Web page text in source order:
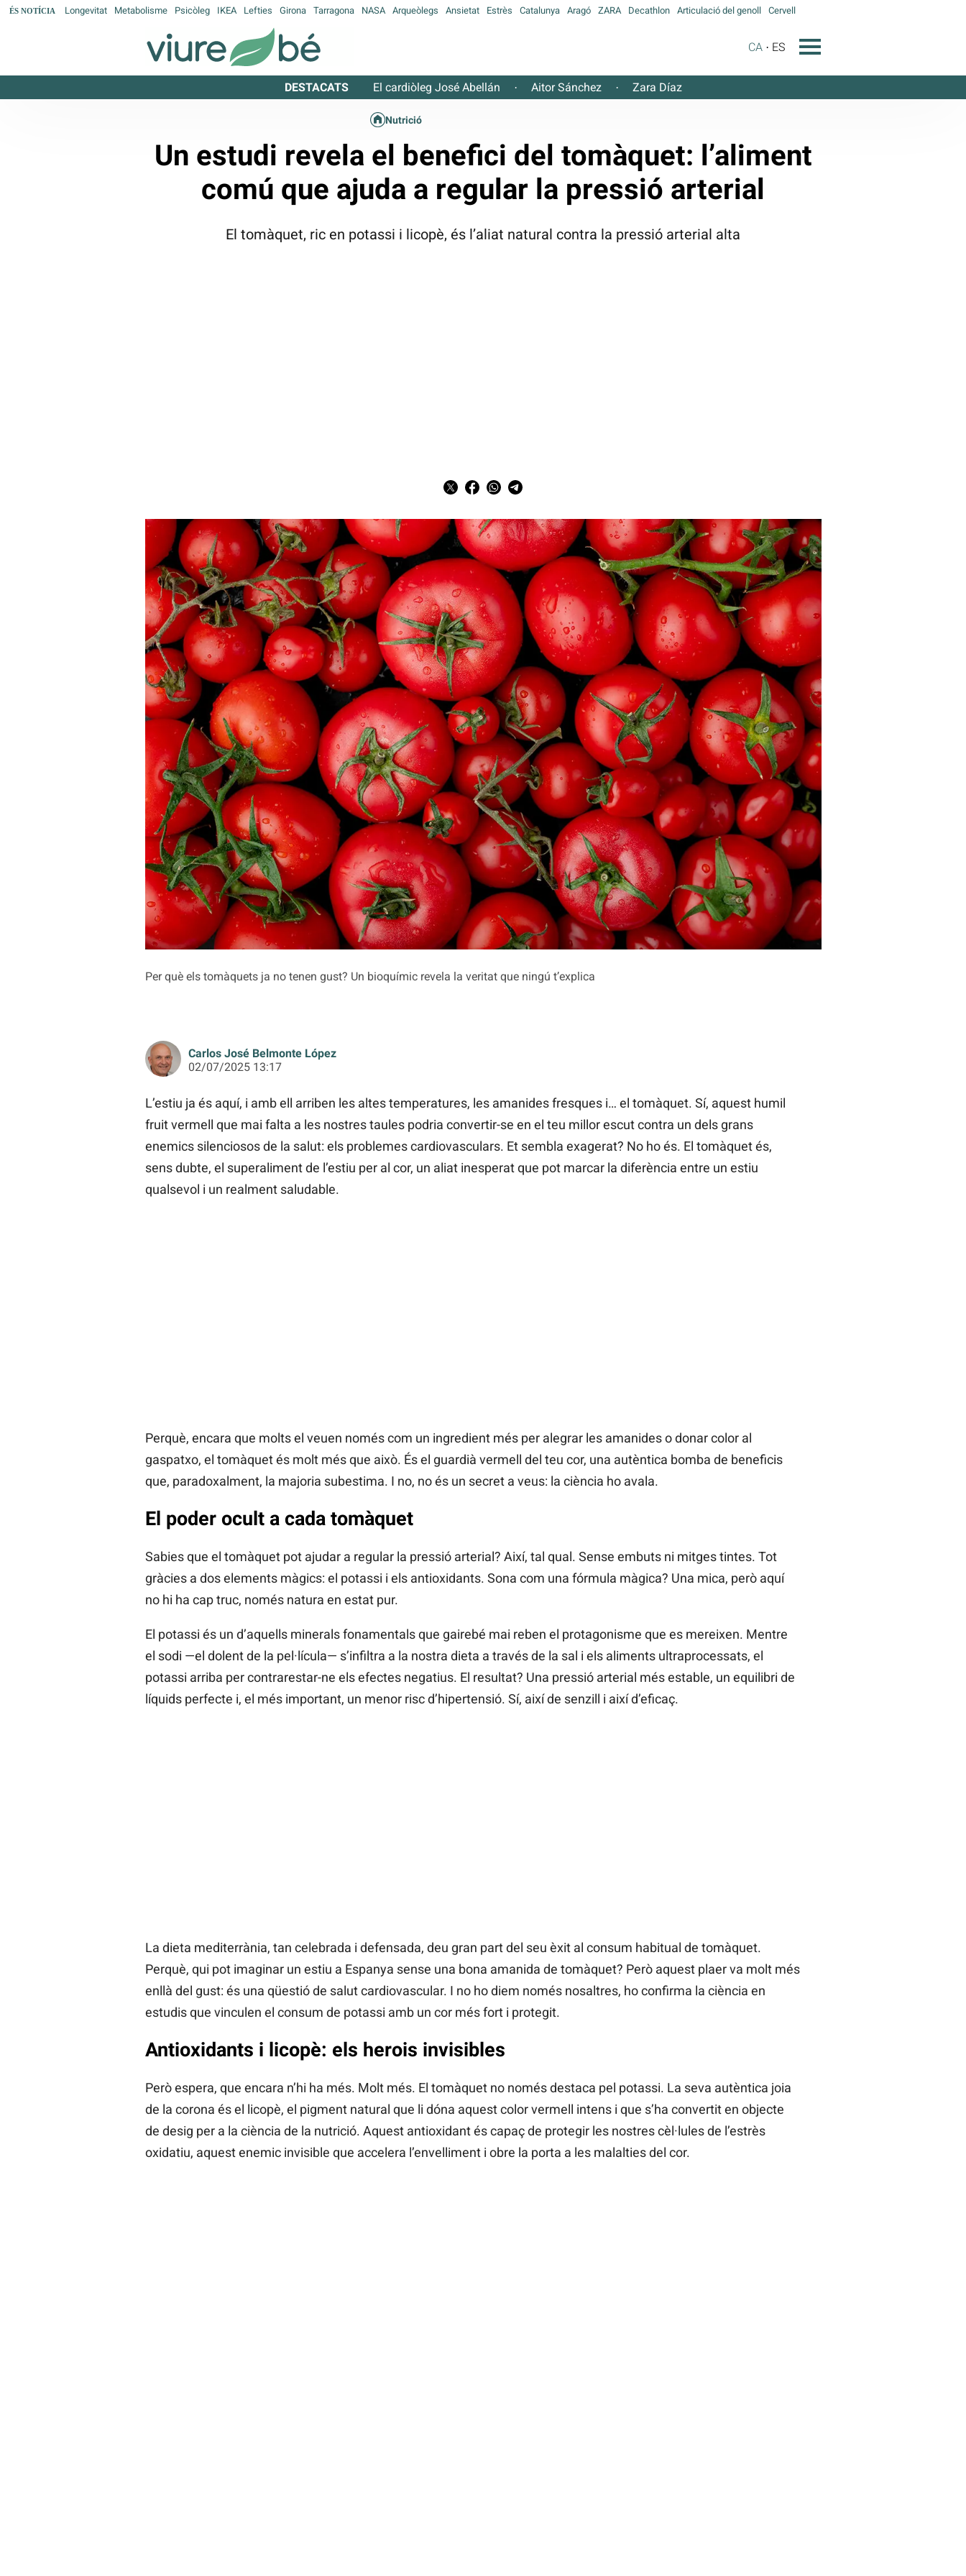
ÉS NOTÍCIA Longevitat Metabolisme Psicòleg IKEA Lefties Girona Tarragona NASA Arqueòlegs Ansietat Estrès Catalunya Aragó ZARA Decathlon Articulació del genoll Cervell
CA ES
DESTACATS El cardiòleg José Abellán · Aitor Sánchez · Zara Díaz
Per què els tomàquets ja no tenen gust? Un bioquímic revela la veritat que ningú t’explica
Nutrició
Un estudi revela el benefici del tomàquet: l’aliment
comú que ajuda a regular la pressió arterial
El tomàquet, ric en potassi i licopè, és l’aliat natural contra la pressió arterial alta
Carlos José Belmonte López
02/07/2025 13:17
L’estiu ja és aquí, i amb ell arriben les altes temperatures, les amanides fresques i… el tomàquet. Sí, aquest humil
fruit vermell que mai falta a les nostres taules podria convertir-se en el teu millor escut contra un dels grans
enemics silenciosos de la salut: els problemes cardiovasculars. Et sembla exagerat? No ho és. El tomàquet és,
sens dubte, el superaliment de l’estiu per al cor, un aliat inesperat que pot marcar la diferència entre un estiu
qualsevol i un realment saludable.
Perquè, encara que molts el veuen només com un ingredient més per alegrar les amanides o donar color al
gaspatxo, el tomàquet és molt més que això. És el guardià vermell del teu cor, una autèntica bomba de beneficis
que, paradoxalment, la majoria subestima. I no, no és un secret a veus: la ciència ho avala.
El poder ocult a cada tomàquet
Sabies que el tomàquet pot ajudar a regular la pressió arterial? Així, tal qual. Sense embuts ni mitges tintes. Tot
gràcies a dos elements màgics: el potassi i els antioxidants. Sona com una fórmula màgica? Una mica, però aquí
no hi ha cap truc, només natura en estat pur.
El potassi és un d’aquells minerals fonamentals que gairebé mai reben el protagonisme que es mereixen. Mentre
el sodi —el dolent de la pel·lícula— s’infiltra a la nostra dieta a través de la sal i els aliments ultraprocessats, el
potassi arriba per contrarestar-ne els efectes negatius. El resultat? Una pressió arterial més estable, un equilibri de
líquids perfecte i, el més important, un menor risc d’hipertensió. Sí, així de senzill i així d’eficaç.
La dieta mediterrània, tan celebrada i defensada, deu gran part del seu èxit al consum habitual de tomàquet.
Perquè, qui pot imaginar un estiu a Espanya sense una bona amanida de tomàquet? Però aquest plaer va molt més
enllà del gust: és una qüestió de salut cardiovascular. I no ho diem només nosaltres, ho confirma la ciència en
estudis que vinculen el consum de potassi amb un cor més fort i protegit.
Antioxidants i licopè: els herois invisibles
Però espera, que encara n’hi ha més. Molt més. El tomàquet no només destaca pel potassi. La seva autèntica joia
de la corona és el licopè, el pigment natural que li dóna aquest color vermell intens i que s’ha convertit en objecte
de desig per a la ciència de la nutrició. Aquest antioxidant és capaç de protegir les nostres cèl·lules de l’estrès
oxidatiu, aquest enemic invisible que accelera l’envelliment i obre la porta a les malalties del cor.